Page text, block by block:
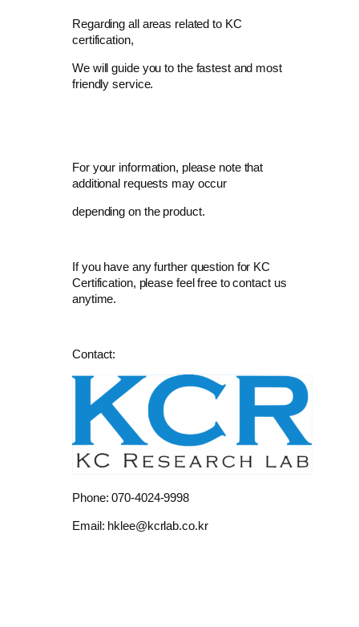
Regarding all areas related to KC
certification,
We will guide you to the fastest and most
friendly service.
For your information, please note that
additional requests may occur
depending on the product.
If you have any further question for KC
Certification, please feel free to contact us
anytime.
Contact:
Phone: 070-4024-9998
Email: hklee@kcrlab.co.kr